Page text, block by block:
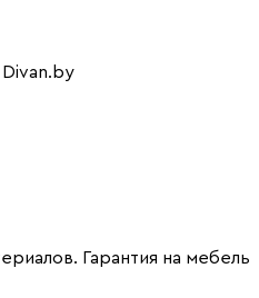
Гарантия на мебель